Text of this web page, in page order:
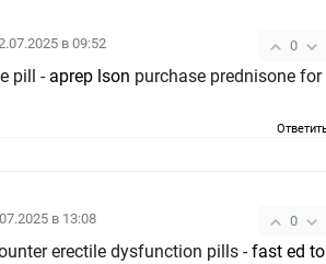
0
в 09:52
pill - aprep lson
0
в 13:08
erectile dysfunction pills -fast ed to